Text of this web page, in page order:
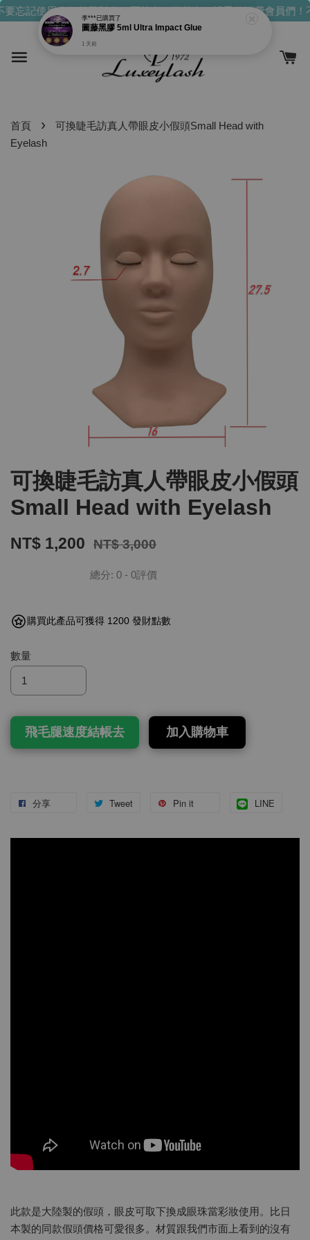
忘記使用你們的發財金！買越多，送越多！親愛的消費會員們！
首頁 ›
可換睫毛訪真人帶眼皮小假頭Small Head with
Eyelash
可換睫毛訪真人帶眼皮小假頭
Small Head with Eyelash
NT$ 1,200 NT$ 3,000
總分: 0 - 0評價
購買此產品可獲得 1200 發財點數
數量
飛毛腿速度結帳去 加入購物車
分享 Tweet Pin it LINE
此款是大陸製的假頭，眼皮可取下換成眼珠當彩妝使用。比日
本製的同款假頭價格可愛很多。材質跟我們市面上看到的沒有
李***已購買了
圖藤黑膠 5ml Ultra Impact Glue
1 天前